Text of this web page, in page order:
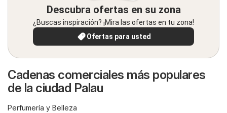
Descubra ofertas en su zona
¿Buscas inspiración? ¡Mira las ofertas en tu zona!
Ofertas para usted
Cadenas comerciales más populares
de la ciudad Palau
Perfumería y Belleza